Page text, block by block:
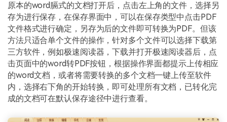
原本的word膈式的文档打开后，点击左上角的文件，选择另
存为进行保存，在保存界面中，可以在保存类型中点击PDF
文件格式进行确定，另存为后的文件即可转换为PDF。但该
方法只适合单个文件的操作，针对多个文件可以选择下载第
三方软件，例如极速阅读器，下载并打开极速阅读器后，点
击页面中的word转PDF按钮，根据操作界面都提示上传相应
的word文档，或者将需要转换的多个文档一键上传至软件
内，选择右下角的开始转换，即可处理所有文档，已转化完
成的文档可在默认保存途径中进行查看。